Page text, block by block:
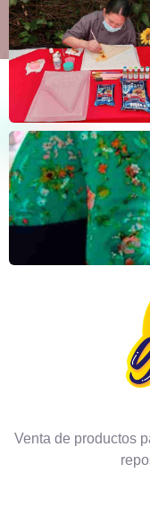
Venta de productos